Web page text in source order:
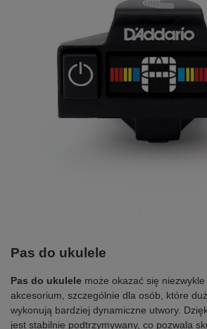
Pas do ukulele
Pas do ukulele może okazać się
akcesorium, szczególnie dla osób, które
wykonują bardziej dynamiczne utwory.
jest stabilnie podtrzymywany, co pozwala